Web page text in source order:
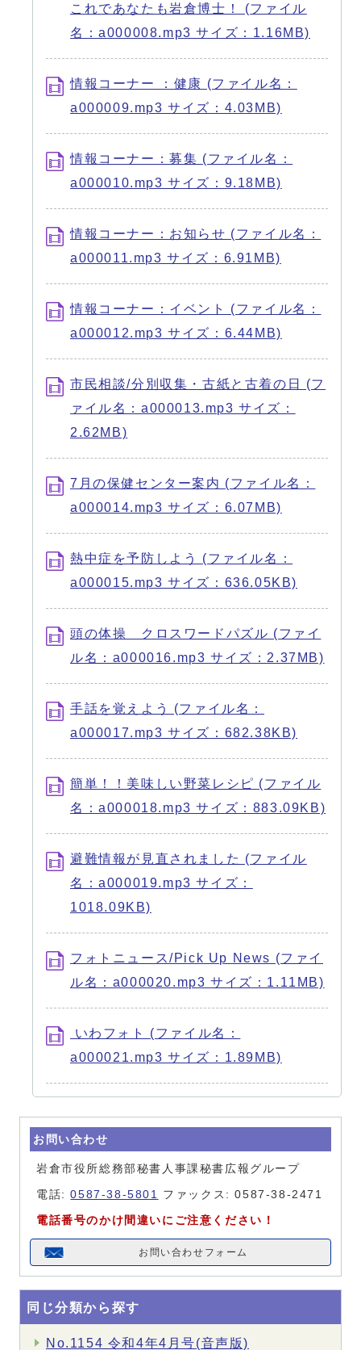
これであなたも岩倉博士！ (ファイル
名：a000008.mp3 サイズ：1.16MB)
情報コーナー ：健康 (ファイル名：
a000009.mp3 サイズ：4.03MB)
情報コーナー：募集 (ファイル名：
a000010.mp3 サイズ：9.18MB)
情報コーナー：お知らせ (ファイル名：
a000011.mp3 サイズ：6.91MB)
情報コーナー：イベント (ファイル名：
a000012.mp3 サイズ：6.44MB)
市民相談/分別収集・古紙と古着の日 (フ
ァイル名：a000013.mp3 サイズ：
2.62MB)
7月の保健センター案内 (ファイル名：
a000014.mp3 サイズ：6.07MB)
熱中症を予防しよう (ファイル名：
a000015.mp3 サイズ：636.05KB)
頭の体操 クロスワードパズル (ファイ
ル名：a000016.mp3 サイズ：2.37MB)
手話を覚えよう (ファイル名：
a000017.mp3 サイズ：682.38KB)
簡単！！美味しい野菜レシピ (ファイル
名：a000018.mp3 サイズ：883.09KB)
避難情報が見直されました (ファイル
名：a000019.mp3 サイズ：
1018.09KB)
フォトニュース/Pick Up News (ファイ
ル名：a000020.mp3 サイズ：1.11MB)
いわフォト (ファイル名：
a000021.mp3 サイズ：1.89MB)
お問い合わせ
岩倉市役所総務部秘書人事課秘書広報グループ
電話:0587-38-5801 ファックス: 0587-38-2471
電話番号のかけ間違いにご注意ください！
お問い合わせフォーム
同じ分類から探す
No.1154 令和4年4月号(音声版)